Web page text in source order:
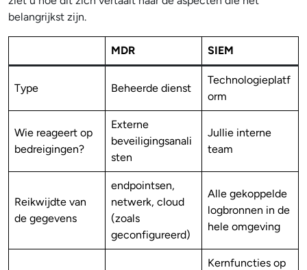
belangrijkst zijn.
MDR SIEM
Type Beheerde dienst
Technologieplatf
orm
Wie reageert op
bedreigingen?
Externe
beveiligingsanali
sten
Jullie interne
team
Reikwijdte van
de gegevens
endpointsen,
netwerk, cloud
(zoals
geconfigureerd)
Alle gekoppelde
logbronnen in de
hele omgeving
Kernfuncties op